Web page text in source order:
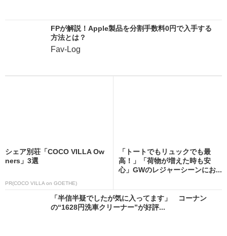
FPが解説！Apple製品を分割手数料0円で入手する
方法とは？
Fav-Log
シェア別荘「COCO VILLA Ow
ners」3選
PR(COCO VILLA on GOETHE)
「トートでもリュックでも最
高！」「荷物が増えた時も安
心」GWのレジャーシーンにお...
「半信半疑でしたが気に入ってます」 コーナン
の“1628円洗車クリーナー”が好評...